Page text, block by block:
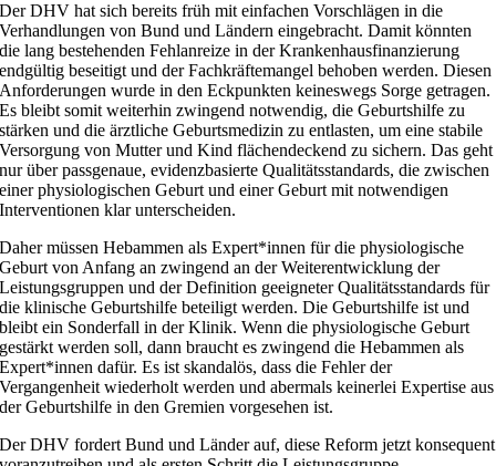
Der DHV hat sich bereits früh mit einfachen Vorschlägen in die
Verhandlungen von Bund und Ländern eingebracht. Damit könnten
die lang bestehenden Fehlanreize in der Krankenhausfinanzierung
endgültig beseitigt und der Fachkräftemangel behoben werden. Diesen
Anforderungen wurde in den Eckpunkten keineswegs Sorge getragen.
Es bleibt somit weiterhin zwingend notwendig, die Geburtshilfe zu
stärken und die ärztliche Geburtsmedizin zu entlasten, um eine stabile
Versorgung von Mutter und Kind flächendeckend zu sichern. Das geht
nur über passgenaue, evidenzbasierte Qualitätsstandards, die zwischen
einer physiologischen Geburt und einer Geburt mit notwendigen
Interventionen klar unterscheiden.
Daher müssen Hebammen als Expert*innen für die physiologische
Geburt von Anfang an zwingend an der Weiterentwicklung der
Leistungsgruppen und der Definition geeigneter Qualitätsstandards für
die klinische Geburtshilfe beteiligt werden. Die Geburtshilfe ist und
bleibt ein Sonderfall in der Klinik. Wenn die physiologische Geburt
gestärkt werden soll, dann braucht es zwingend die Hebammen als
Expert*innen dafür. Es ist skandalös, dass die Fehler der
Vergangenheit wiederholt werden und abermals keinerlei Expertise aus
der Geburtshilfe in den Gremien vorgesehen ist.
Der DHV fordert Bund und Länder auf, diese Reform jetzt konsequent